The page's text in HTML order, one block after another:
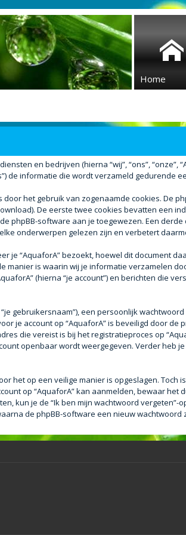
Home
en bedrijven (hierna “wij”, “ons”, “onze”,
de informatie die wordt verzameld
het gebruik van zogenaamde cookies. De
De eerste twee cookies bevatten een
phpBB-software aan je toegewezen. Een
onderwerpen gelezen zijn en verbetert
je “AquaforA” bezoekt, hoewel dit document
manier is waarin wij je informatie verzamelen
(hierna “je account”) en berichten die
gebruikersnaam”), een persoonlijk
je account op “AquaforA” is beveiligd door
die vereist is bij het registratieproces op
openbaar wordt weergegeven. Verder heb
het op een veilige manier is opgeslagen.
op “AquaforA” kan aanmelden, bewaar
kun je de “Ik ben mijn wachtwoord
de phpBB-software een nieuw